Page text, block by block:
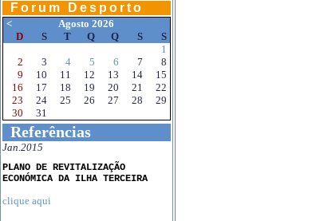
Forum Desporto
<
Agosto 2026
D
S T Q Q S
S
1
2
3 4 5 6 7
8
9
10 11 12 13 14
15
16
17 18 19 20 21
22
23
24 25 26 27 28
29
30
31
Referências
Jan.2015
PLANO DE REVITALIZAÇÃO
ECONÓMICA DA ILHA TERCEIRA
clique aqui